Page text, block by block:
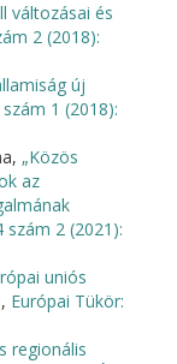
változásai és
2 (2018):
új
1 (2018):
„Közös
az
szám 2 (2021):
uniós
, Európai Tükör:
regionális